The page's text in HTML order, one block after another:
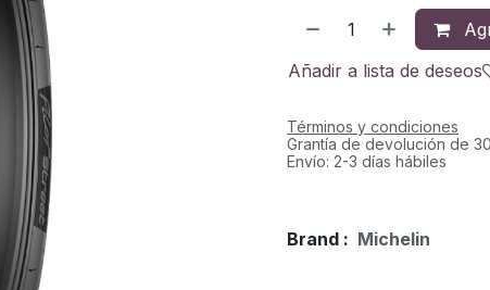
Añadir a lista de deseos
Términos y condiciones
Grantía de devolución de
Envío: 2-3 días hábiles
Brand : Michelin